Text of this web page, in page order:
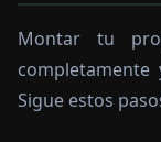
Montar tu
Sigue estos